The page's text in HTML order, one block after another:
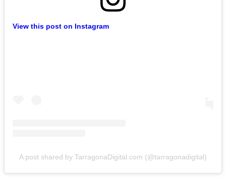
View this post on Instagram
A post shared by TarragonaDigital.com (@tarragonadigital)